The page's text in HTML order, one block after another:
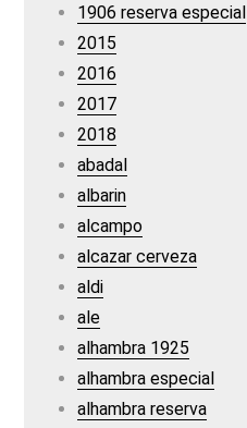
1906 reserva especial
2015
2016
2017
2018
abadal
albarin
alcampo
alcazar cerveza
aldi
ale
alhambra 1925
alhambra especial
alhambra reserva